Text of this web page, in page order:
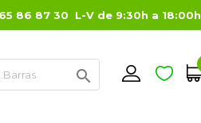
86 87 30 L-V de 9:30h a 18:00h
